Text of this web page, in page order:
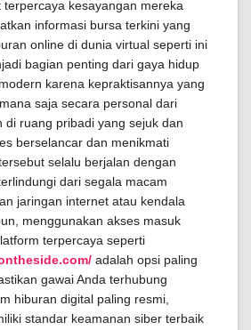
terpercaya kesayangan mereka
informasi bursa terkini yang
online di dunia virtual seperti ini
bagian penting dari gaya hidup
karena kepraktisannya yang
saja secara personal dari
di ruang pribadi yang sejuk dan
berselancar dan menikmati
selalu berjalan dengan
dari segala macam
jaringan internet atau kendala
menggunakan akses masuk
terpercaya seperti
adalah opsi paling
gawai Anda terhubung
hiburan digital paling resmi,
standar keamanan siber terbaik